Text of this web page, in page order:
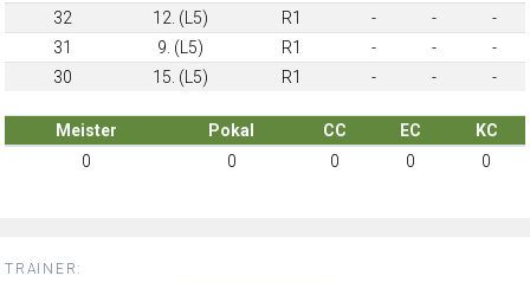
32
12. (L5) R1 - -
-
31
9. (L5) R1 - -
-
30
15. (L5) R1 - - -
Meister Pokal CC EC
KC
0
0 0 0 0
TRAINER: